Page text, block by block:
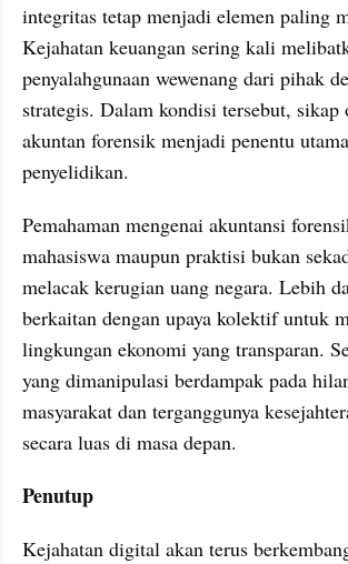
integritas tetap menjadi elemen paling
Kejahatan keuangan sering kali
penyalahgunaan wewenang dari pihak
strategis. Dalam kondisi tersebut,
akuntan forensik menjadi penentu
penyelidikan.
Pemahaman mengenai akuntansi
mahasiswa maupun praktisi bukan
melacak kerugian uang negara. Lebih
berkaitan dengan upaya kolektif untuk
lingkungan ekonomi yang transparan.
yang dimanipulasi berdampak pada
masyarakat dan terganggunya
secara luas di masa depan.
Penutup
Kejahatan digital akan terus